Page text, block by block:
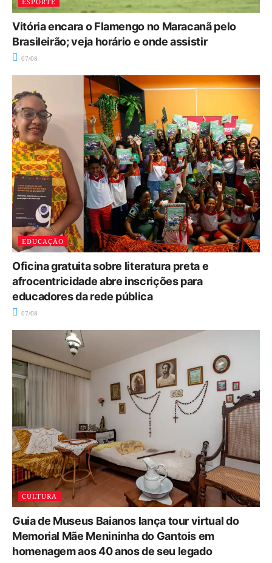
Vitória encara o Flamengo no Maracanã pelo
Brasileirão; veja horário e onde assistir
07/08
EDUCAÇÃO
Oficina gratuita sobre literatura preta e
afrocentricidade abre inscrições para
educadores da rede pública
07/08
CULTURA
Guia de Museus Baianos lança tour virtual do
Memorial Mãe Menininha do Gantois em
homenagem aos 40 anos de seu legado